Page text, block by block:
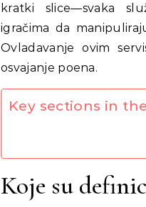
kratki slice—svaka
igračima da
Ovladavanje ovim
osvajanje poena.
Key sections in
Koje su